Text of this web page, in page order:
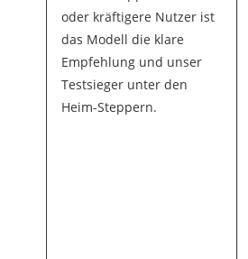
oder kräftigere Nutzer ist
das Modell die klare
Empfehlung und unser
Testsieger unter den
Heim-Steppern.